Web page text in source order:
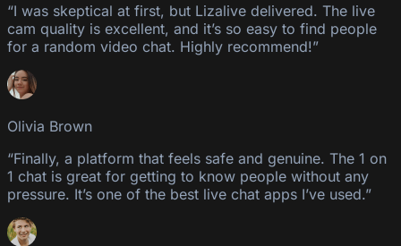
“I was skeptical at first, but Lizalive delivered. The live
cam quality is excellent, and it’s so easy to find people
for a random video chat. Highly recommend!”
Olivia Brown
“Finally, a platform that feels safe and genuine. The 1 on
1 chat is great for getting to know people without any
pressure. It’s one of the best live chat apps I’ve used.”